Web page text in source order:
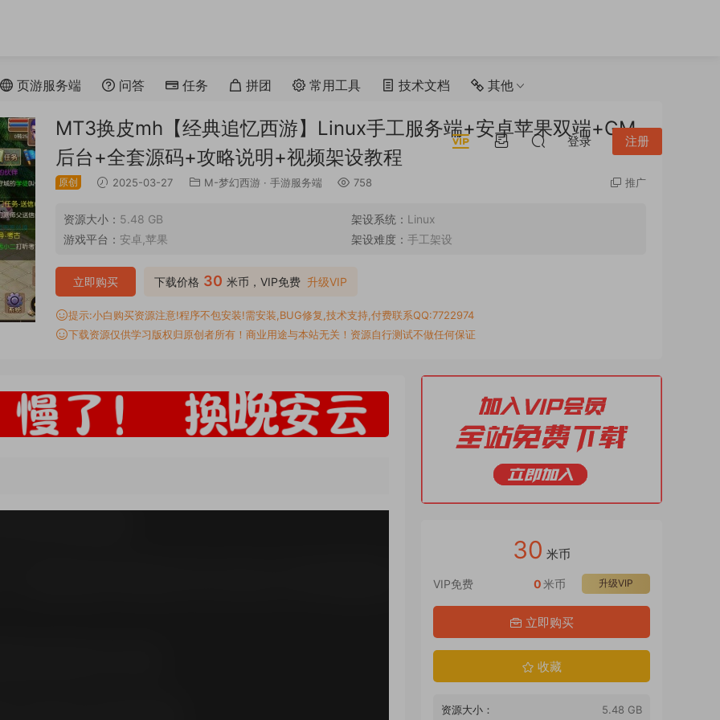
页游服务端 问答 任务 拼团 常用工具 技术文档 其他
登录 注册
MT3换皮mh【经典追忆西游】Linux手工服务端+安卓苹果双端+GM
后台+全套源码+攻略说明+视频架设教程
原创 2025-03-27 M-梦幻西游 · 手游服务端 758 推广
资源大小： 5.48 GB 架设系统： Linux
游戏平台： 安卓,苹果 架设难度： 手工架设
下载价格 30 米币，VIP免费 升级VIP
立即购买
提示:小白购买资源注意!程序不包安装!需安装,BUG修复,技术支持,付费联系QQ:7722974
下载资源仅供学习版权归原创者所有！商业用途与本站无关！资源自行测试不做任何保证
30 米币
VIP免费 升级VIP
0米币
立即购买
收藏
资源大小： 5.48 GB